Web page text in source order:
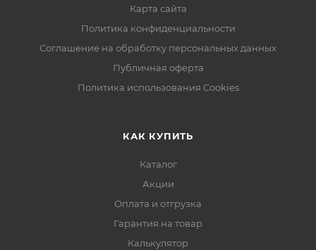
Карта сайта
Политика конфиденциальности
Соглашение на обработку персональных данных
Публичная оферта
Политика использования Cookies
КАК КУПИТЬ
Каталог
Акции
Оплата и отгрузка
Гарантия на товар
Калькулятор